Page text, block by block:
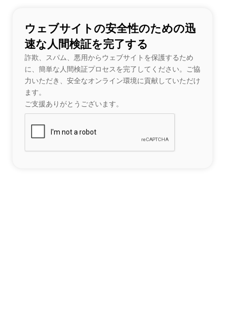
ウェブサイトの安全性のための迅
速な人間検証を完了する
詐欺、スパム、悪用からウェブサイトを保護するため
に、簡単な人間検証プロセスを完了してください。ご協
力いただき、安全なオンライン環境に貢献していただけ
ます。
ご支援ありがとうございます。